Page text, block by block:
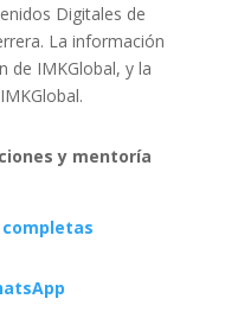
Digitales de
La información
de IMKGlobal, y la
y mentoría